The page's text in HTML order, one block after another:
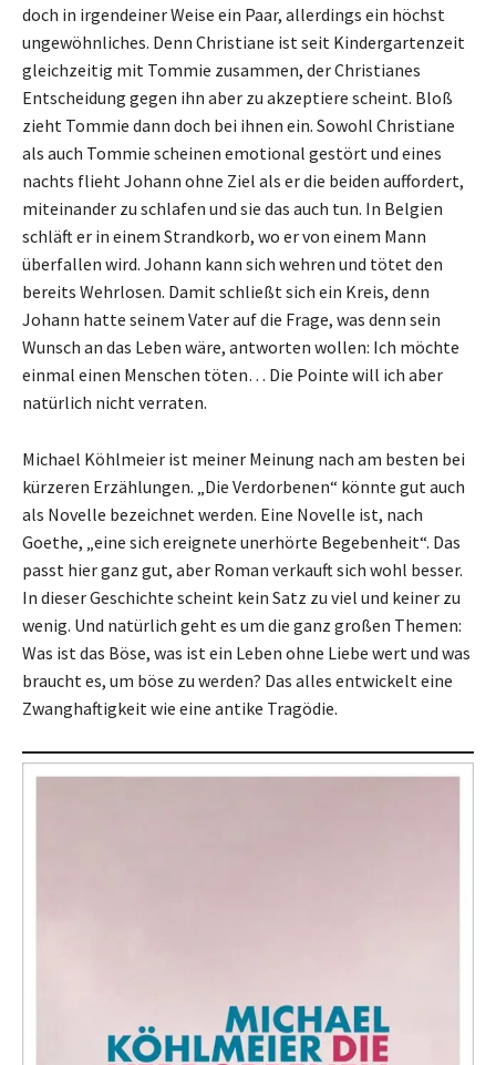
doch in irgendeiner Weise ein Paar, allerdings ein höchst
ungewöhnliches. Denn Christiane ist seit Kindergartenzeit
gleichzeitig mit Tommie zusammen, der Christianes
Entscheidung gegen ihn aber zu akzeptiere scheint. Bloß
zieht Tommie dann doch bei ihnen ein. Sowohl Christiane
als auch Tommie scheinen emotional gestört und eines
nachts flieht Johann ohne Ziel als er die beiden auffordert,
miteinander zu schlafen und sie das auch tun. In Belgien
schläft er in einem Strandkorb, wo er von einem Mann
überfallen wird. Johann kann sich wehren und tötet den
bereits Wehrlosen. Damit schließt sich ein Kreis, denn
Johann hatte seinem Vater auf die Frage, was denn sein
Wunsch an das Leben wäre, antworten wollen: Ich möchte
einmal einen Menschen töten… Die Pointe will ich aber
natürlich nicht verraten.
Michael Köhlmeier ist meiner Meinung nach am besten bei
kürzeren Erzählungen. „Die Verdorbenen“ könnte gut auch
als Novelle bezeichnet werden. Eine Novelle ist, nach
Goethe, „eine sich ereignete unerhörte Begebenheit“. Das
passt hier ganz gut, aber Roman verkauft sich wohl besser.
In dieser Geschichte scheint kein Satz zu viel und keiner zu
wenig. Und natürlich geht es um die ganz großen Themen:
Was ist das Böse, was ist ein Leben ohne Liebe wert und was
braucht es, um böse zu werden? Das alles entwickelt eine
Zwanghaftigkeit wie eine antike Tragödie.